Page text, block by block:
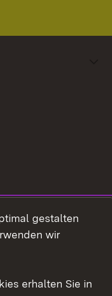
gestalten
wir
erhalten Sie in